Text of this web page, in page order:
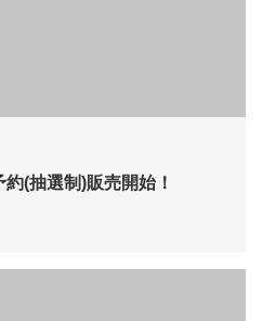
(抽選制)販売開始！